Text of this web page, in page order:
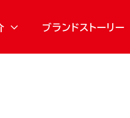
ブランドストーリー